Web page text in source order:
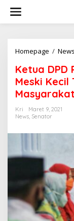
w
Homepage / News
Ketua DPD
Meski Kecil
Kri
Maret 9, 2021
News, Senator